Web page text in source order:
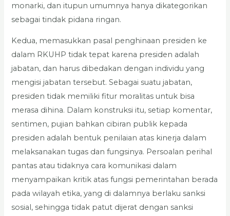
monarki, dan itupun umumnya hanya dikategorikan
sebagai tindak pidana ringan.
Kedua, memasukkan pasal penghinaan presiden ke
dalam RKUHP tidak tepat karena presiden adalah
jabatan, dan harus dibedakan dengan individu yang
mengisi jabatan tersebut. Sebagai suatu jabatan,
presiden tidak memiliki fitur moralitas untuk bisa
merasa dihina. Dalam konstruksi itu, setiap komentar,
sentimen, pujian bahkan cibiran publik kepada
presiden adalah bentuk penilaian atas kinerja dalam
melaksanakan tugas dan fungsinya. Persoalan perihal
pantas atau tidaknya cara komunikasi dalam
menyampaikan kritik atas fungsi pemerintahan berada
pada wilayah etika, yang di dalamnya berlaku sanksi
sosial, sehingga tidak patut dijerat dengan sanksi